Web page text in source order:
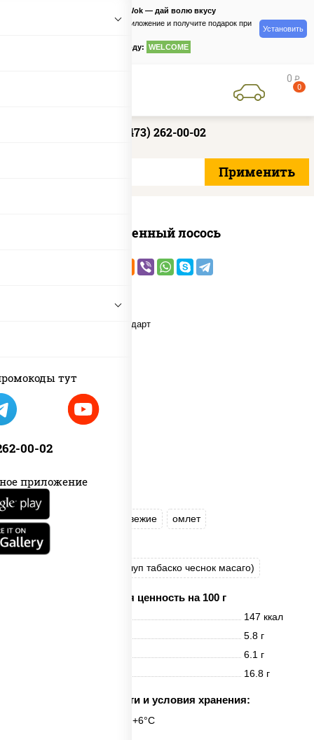
тут
00-02
приложение
PizzaSushiWok — дай волю вкусу
Скачайте приложение и получите подарок при
по промокоду: WELCOME
Установить
0 руб
0
+7 (473) 262-00-02
Запеченный лосось
рис огурцы свежие омлет
лосось слабосоленый
соус "Хот" (майонез кетчуп табаско чеснок масаго)
Пищевая ценность на 100 г
147 ккал
5.8 г
6.1 г
16.8 г
Срок годности и условия хранения:
6 часов при t° от +2°C до +6°C